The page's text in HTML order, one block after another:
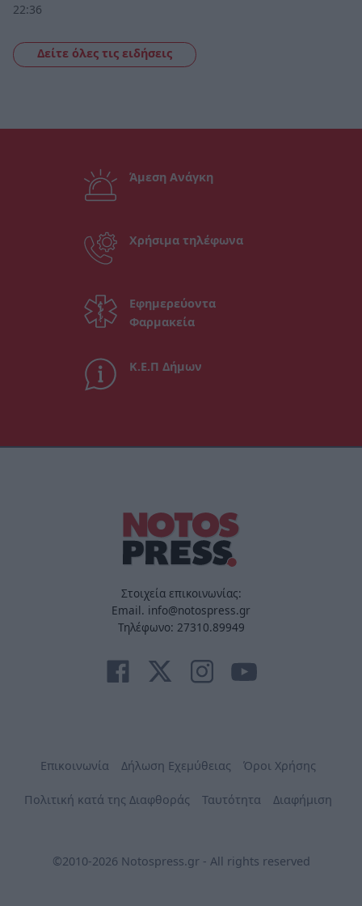
22:36
Δείτε όλες τις ειδήσεις
Άμεση Ανάγκη
Χρήσιμα τηλέφωνα
Εφημερεύοντα
Φαρμακεία
Κ.Ε.Π Δήμων
Στοιχεία επικοινωνίας:
Email. info@notospress.gr
Τηλέφωνο: 27310.89949
Επικοινωνία Δήλωση Εχεμύθειας Όροι Χρήσης
Πολιτική κατά της Διαφθοράς Ταυτότητα Διαφήμιση
©2010-2026 Notospress.gr - All rights reserved